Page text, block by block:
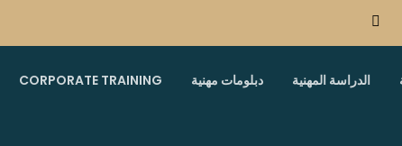
الدراسة المهنية دبلومات مهنية CORPORATE TRAINING